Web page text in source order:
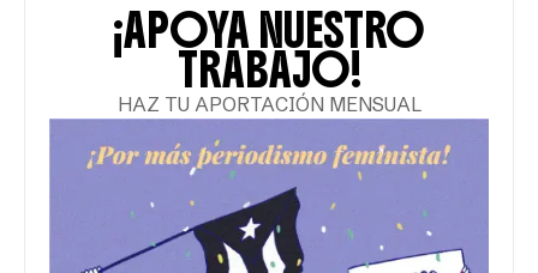
¡APOYA NUESTRO
TRABAJO!
HAZ TU APORTACIÓN MENSUAL